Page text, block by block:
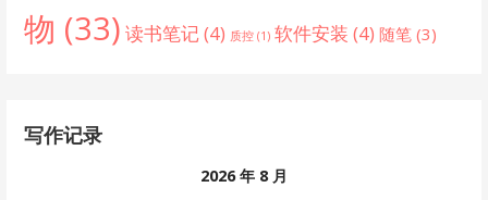
物 (33) 读书笔记(4) 质控 (1) 软件安装 (4) 随笔 (3)
写作记录
2026 年 8 月